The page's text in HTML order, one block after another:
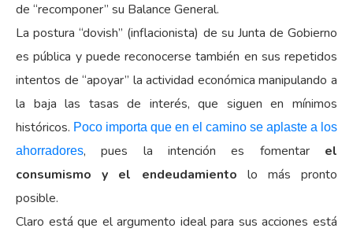
de “recomponer” su Balance General.
La postura “dovish” (inflacionista) de su Junta de Gobierno
es pública y puede reconocerse también en sus repetidos
intentos de “apoyar” la actividad económica manipulando a
la baja las tasas de interés, que siguen en mínimos
históricos. Poco importa que en el camino se aplaste a los
ahorradores, pues la intención es fomentar el
consumismo y el endeudamiento lo más pronto
posible.
Claro está que el argumento ideal para sus acciones está